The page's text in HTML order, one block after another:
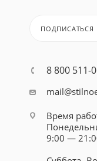
ПОДПИСАТЬСЯ
8 800 511-
Время
9:00 —